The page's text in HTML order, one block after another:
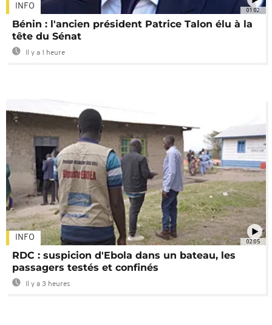
01:02
INFO
Bénin : l'ancien président Patrice Talon élu à la
tête du Sénat
Il y a 1 heure
02:05
INFO
RDC : suspicion d'Ebola dans un bateau, les
passagers testés et confinés
Il y a 3 heures